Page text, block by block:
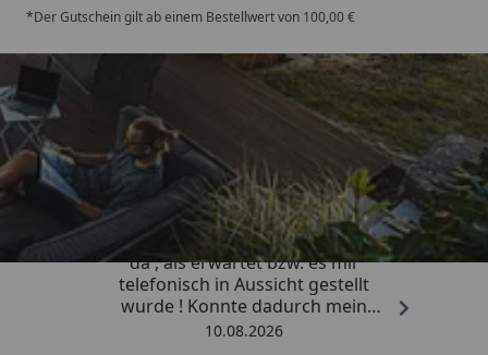
*Der Gutschein gilt ab einem Bestellwert von 100,00 €
Trusted Shops
4,81/ 5
„Die Lieferung war viel schneller
da , als erwartet bzw. es mir
telefonisch in Aussicht gestellt
wurde ! Konnte dadurch mein
Vorhaben zeitnah beenden . Vielen
10.08.2026